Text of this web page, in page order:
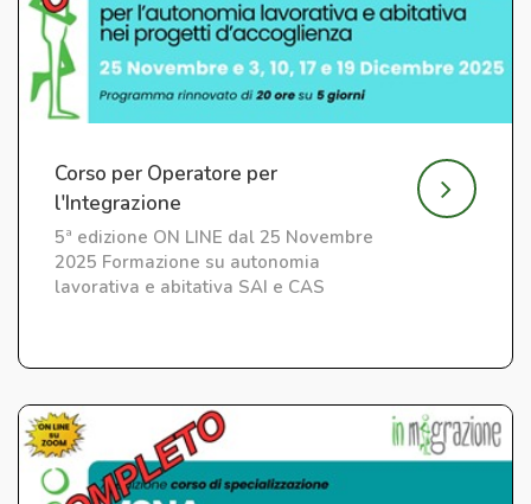
Corso per Operatore per
l'Integrazione
5ª edizione ON LINE dal 25 Novembre
2025 Formazione su autonomia
lavorativa e abitativa SAI e CAS